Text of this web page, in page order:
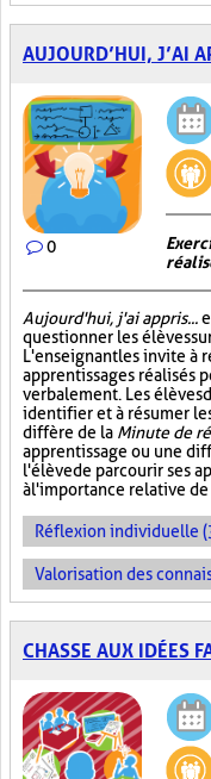
AUJOURD’HUI, J’AI
0
Aujourd'hui, j'ai appris...
questionner les élèves
L'enseignant les invite à
apprentissages réalisés
verbalement. Les élèves
identifier et à résumer
diffère de la Minute de
apprentissage ou une
l'élève de parcourir ses
à l'importance relative
Réflexion individuelle
Valorisation des
CHASSE AUX IDÉES